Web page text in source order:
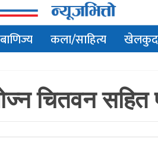
कला/साहित्य खेलकुद
चितवन सहित